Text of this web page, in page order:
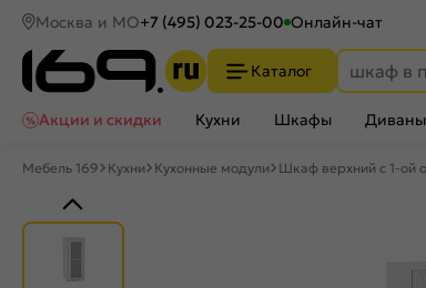
Москва и МО+7 (495) 023-25-00 Онлайн-чат
Каталог
Акции и скидки
Кухни Шкафы Диваны
Мебель 169 Кухни Кухонные модули Шкаф верхний с 1-ой